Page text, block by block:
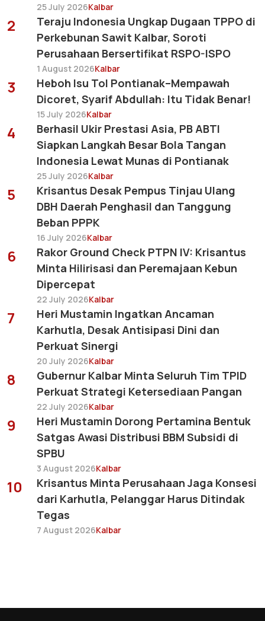
25 July 2026Kalbar
2
Teraju Indonesia Ungkap Dugaan TPPO di
Perkebunan Sawit Kalbar, Soroti
Perusahaan Bersertifikat RSPO-ISPO
1 August 2026Kalbar
3
Heboh Isu Tol Pontianak–Mempawah
Dicoret, Syarif Abdullah: Itu Tidak Benar!
15 July 2026Kalbar
4
Berhasil Ukir Prestasi Asia, PB ABTI
Siapkan Langkah Besar Bola Tangan
Indonesia Lewat Munas di Pontianak
25 July 2026Kalbar
5
Krisantus Desak Pempus Tinjau Ulang
DBH Daerah Penghasil dan Tanggung
Beban PPPK
16 July 2026Kalbar
6
Rakor Ground Check PTPN IV: Krisantus
Minta Hilirisasi dan Peremajaan Kebun
Dipercepat
22 July 2026Kalbar
7
Heri Mustamin Ingatkan Ancaman
Karhutla, Desak Antisipasi Dini dan
Perkuat Sinergi
20 July 2026Kalbar
8
Gubernur Kalbar Minta Seluruh Tim TPID
Perkuat Strategi Ketersediaan Pangan
22 July 2026Kalbar
9
Heri Mustamin Dorong Pertamina Bentuk
Satgas Awasi Distribusi BBM Subsidi di
SPBU
3 August 2026Kalbar
10
Krisantus Minta Perusahaan Jaga Konsesi
dari Karhutla, Pelanggar Harus Ditindak
Tegas
7 August 2026Kalbar